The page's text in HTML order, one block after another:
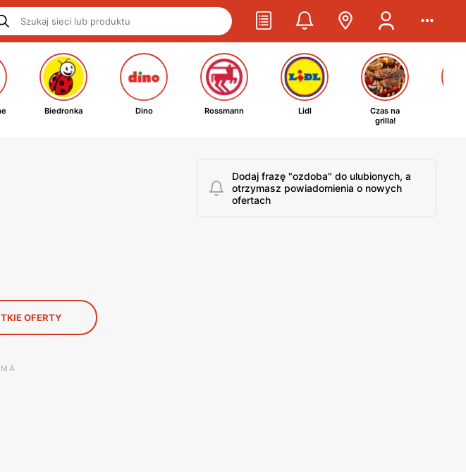
Biedronka Dino Rossmann Lidl
Czas na
grilla!
Dodaj frazę "ozdoba" do ulubionych, a
otrzymasz powiadomienia o nowych
ofertach
OFERTY